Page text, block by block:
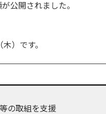
公開されました。
）です。
の取組を支援